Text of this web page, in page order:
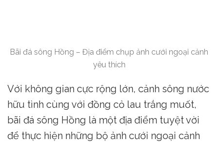
Bãi đá sông Hồng – Địa điểm chụp ảnh cưới ngoại cảnh
yêu thích
Với không gian cực rộng lớn, cảnh sông nước
hữu tình cùng với đồng cỏ lau trắng muốt,
bãi đá sông Hồng là một địa điểm tuyệt vời
để thực hiện những bộ ảnh cưới ngoại cảnh